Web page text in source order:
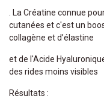
. La Créatine connue
cutanées et c'est un
collagène et d’élastine
et de l'Acide
des rides moins visibles
Résultats :